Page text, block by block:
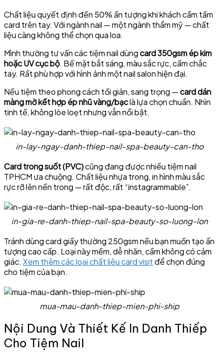
Chất liệu quyết định đến 50% ấn tượng khi khách cầm tấm
card trên tay. Với ngành nail — một ngành thẩm mỹ — chất
liệu càng không thể chọn qua loa.
Mình thường tư vấn các tiệm nail dùngcard 350gsm ép kim
hoặc UV cục bộ. Bề mặt bắt sáng, màu sắc rực, cầm chắc
tay. Rất phù hợp với hình ảnh một nail salon hiện đại.
Nếu tiệm theo phong cách tối giản, sang trọng —card dán
màng mờ kết hợp ép nhũ vàng/bạclà lựa chọn chuẩn. Nhìn
tinh tế, không lòe loẹt nhưng vẫn nổi bật.
in-lay-ngay-danh-thiep-nail-spa-beauty-can-tho
Card trong suốt (PVC)cũng đang được nhiều tiệm nail
TPHCM ưa chuộng. Chất liệu nhựa trong, in hình màu sắc
rực rỡ lên nền trong — rất độc, rất “instagrammable”.
in-gia-re-danh-thiep-nail-spa-beauty-so-luong-lon
Tránh dùng card giấy thường 250gsm nếu bạn muốn tạo ấn
tượng cao cấp. Loại này mềm, dễ nhăn, cầm không có cảm
giác. Xem thêm các loại chất liệu card visit để chọn đúng
cho tiệm của bạn.
mua-mau-danh-thiep-mien-phi-ship
Nội Dung Và Thiết Kế In Danh Thiếp
Cho Tiệm Nail